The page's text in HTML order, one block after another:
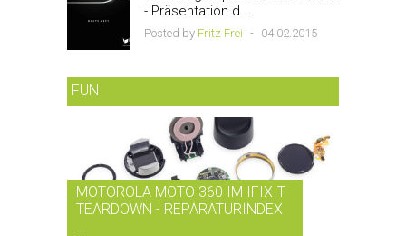
- Präsentation d...
Posted by Fritz Frei - 04.02.2015
FUN
MOTOROLA MOTO 360 IM IFIXIT
TEARDOWN - REPARATURINDEX
...